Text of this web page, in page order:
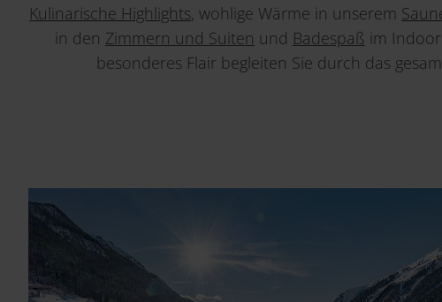
Kulinarische Highlights, wohlige Wärme in unserem
in den Zimmern und Suiten und Badespaß im
besonderes Flair begleiten Sie durch das